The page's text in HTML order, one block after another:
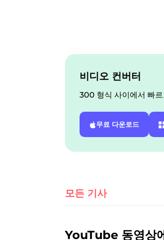
재생목록 전송
비디오 컨버터
300 형식 사이에서 빠
무료 다운로드
모든 기사
YouTube 동영상